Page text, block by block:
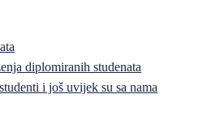
diplomiranih studenata
i još uvijek su sa nama